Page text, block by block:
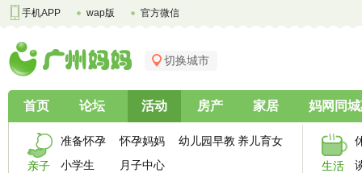
手机APP wap版 官方微信
切换城市
首页 论坛 活动 房产 家居 妈网同
亲子
准备怀孕 怀孕妈妈 幼儿园早教 养儿育女
小学生
月子中心 生活